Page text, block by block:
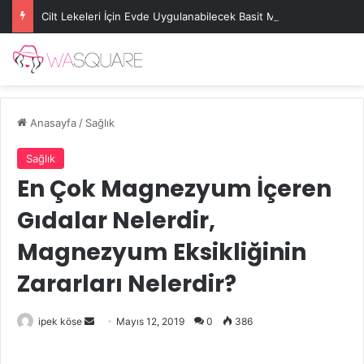
Cilt Lekeleri İçin Evde Uygulanabilecek Basit Maskeler
Anasayfa/ Sağlık
Sağlık
En Çok Magnezyum İçeren
Gıdalar Nelerdir,
Magnezyum Eksikliğinin
Zararları Nelerdir?
ipek köse
Bir
Mayıs 12, 2019 0 386